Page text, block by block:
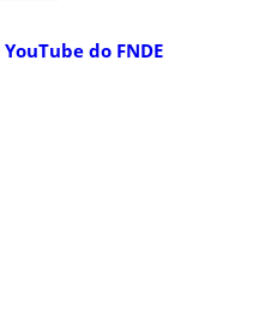
YouTube do FNDE